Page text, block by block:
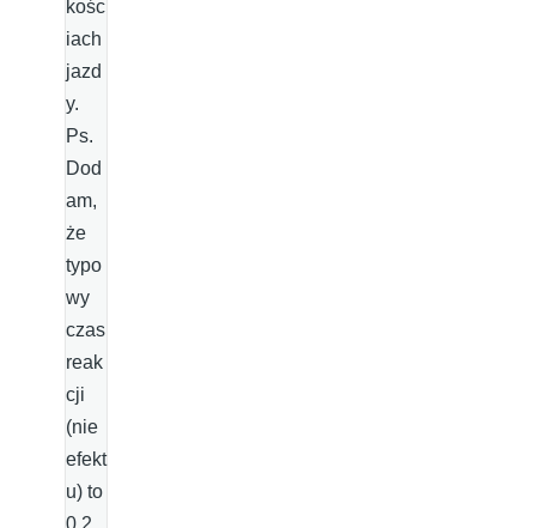
kośc
iach
jazd
y.
Ps.
Dod
am,
że
typo
wy
czas
reak
cji
(nie
efekt
u) to